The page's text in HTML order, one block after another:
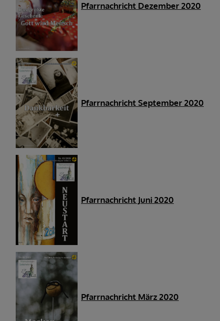
Pfarrnachricht Dezember 2020
Pfarrnachricht September 2020
Pfarrnachricht Juni 2020
Pfarrnachricht März 2020